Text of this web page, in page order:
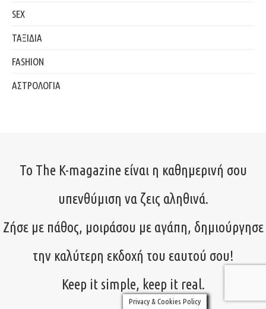
SEX
ΤΑΞΙΔΙΑ
FASHION
ΑΣΤΡΟΛΟΓΙΑ
Το The K-magazine είναι η καθημερινή σου
υπενθύμιση να ζεις αληθινά.
Ζήσε με πάθος, μοιράσου με αγάπη, δημιούργησε
την καλύτερη εκδοχή του εαυτού σου!
Keep it simple, keep it real.
Privacy & Cookies Policy